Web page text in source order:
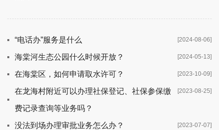
[2024-08-06]
“电话办”服务是什么
[2024-05-13]
海棠河生态公园什么时候开放？
[2023-10-09]
在海棠区，如何申请取水许可？
[2023-08-25]
在龙海村附近可以办理社保登记、社保参保缴
费记录查询等业务吗？
[2023-07-07]
没法到场办理审批业务怎么办？